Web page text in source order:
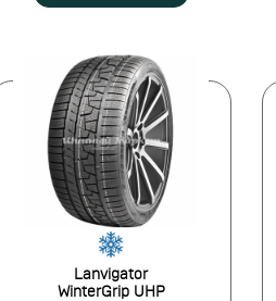
Lanvigator
WinterGrip UHP